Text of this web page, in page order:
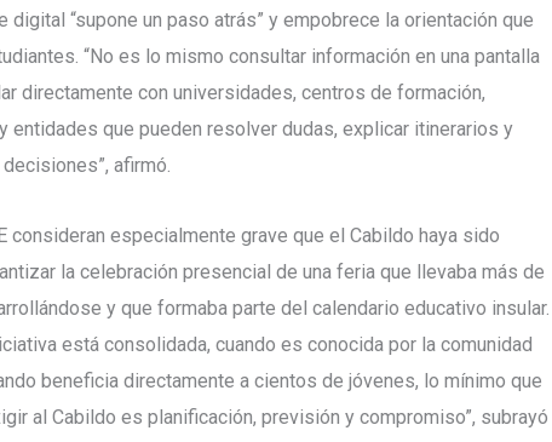
digital “supone un paso atrás” y empobrece la orientación que
“No es lo mismo consultar información en una pantalla
directamente con universidades, centros de formación,
entidades que pueden resolver dudas, explicar itinerarios y
afirmó.
consideran especialmente grave que el Cabildo haya sido
la celebración presencial de una feria que llevaba más de
y que formaba parte del calendario educativo insular.
está consolidada, cuando es conocida por la comunidad
beneficia directamente a cientos de jóvenes, lo mínimo que
al Cabildo es planificación, previsión y compromiso”, subrayó